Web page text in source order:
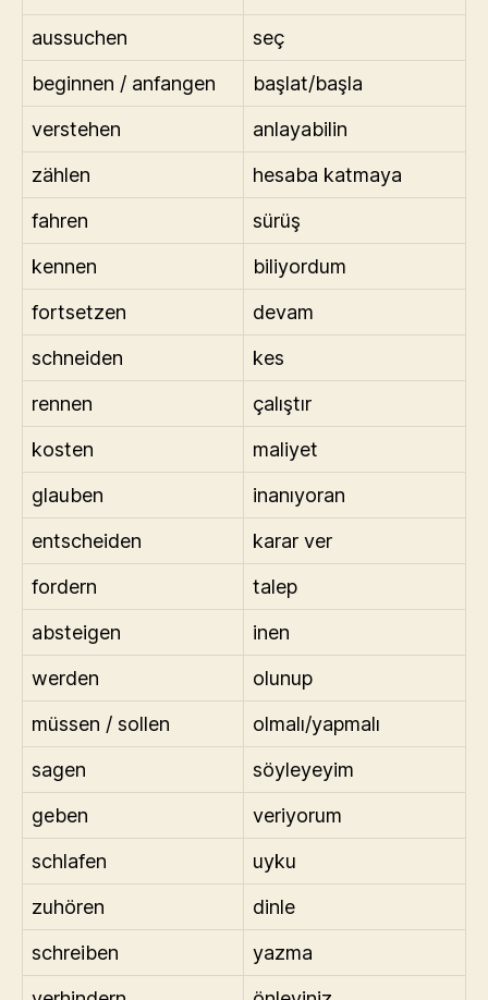
aussuchen
seç
beginnen / anfangen
başlat/başla
verstehen
anlayabilin
zählen
hesaba katmaya
fahren
sürüş
kennen
biliyordum
fortsetzen
devam
schneiden
kes
rennen
çalıştır
kosten
maliyet
glauben
inanıyoran
entscheiden
karar ver
fordern
talep
absteigen
inen
werden
olunup
müssen / sollen
olmalı/yapmalı
sagen
söyleyeyim
geben
veriyorum
schlafen
uyku
zuhören
dinle
schreiben
yazma